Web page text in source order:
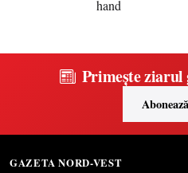
Primește
GAZETA NORD-VEST